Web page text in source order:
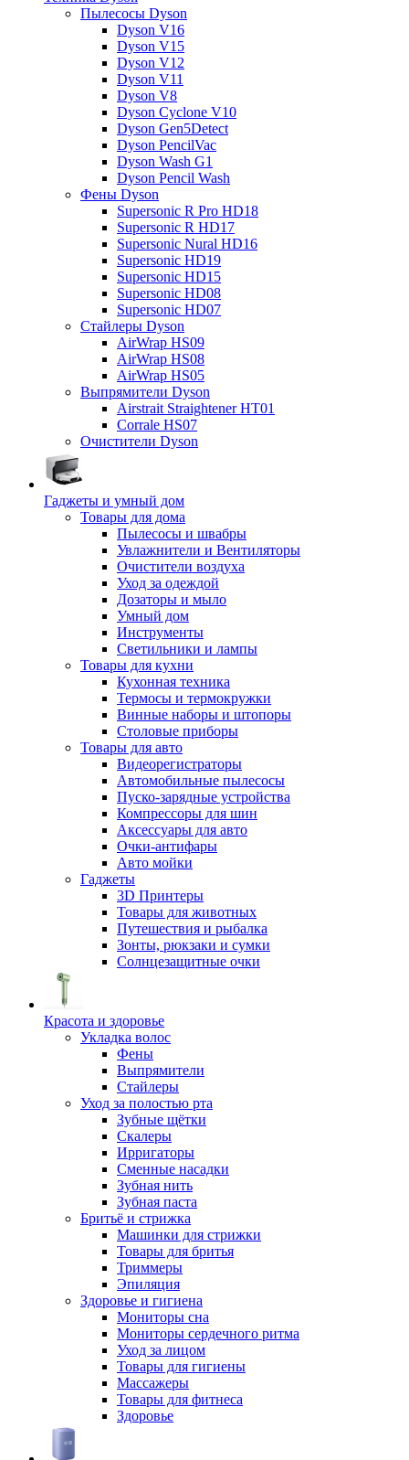
Пылесосы Dyson
Dyson V16
Dyson V15
Dyson V12
Dyson V11
Dyson V8
Dyson Cyclone V10
Dyson Gen5Detect
Dyson PencilVac
Dyson Wash G1
Dyson Pencil Wash
Фены Dyson
Supersonic R Pro HD18
Supersonic R HD17
Supersonic Nural HD16
Supersonic HD19
Supersonic HD15
Supersonic HD08
Supersonic HD07
Стайлеры Dyson
AirWrap HS09
AirWrap HS08
AirWrap HS05
Выпрямители Dyson
Airstrait Straightener HT01
Corrale HS07
Очистители Dyson
Гаджеты и умный дом
Товары для дома
Пылесосы и швабры
Увлажнители и Вентиляторы
Очистители воздуха
Уход за одеждой
Дозаторы и мыло
Умный дом
Инструменты
Светильники и лампы
Товары для кухни
Кухонная техника
Термосы и термокружки
Винные наборы и штопоры
Столовые приборы
Товары для авто
Видеорегистраторы
Автомобильные пылесосы
Пуско-зарядные устройства
Компрессоры для шин
Аксессуары для авто
Очки-антифары
Авто мойки
Гаджеты
3D Принтеры
Товары для животных
Путешествия и рыбалка
Зонты, рюкзаки и сумки
Солнцезащитные очки
Красота и здоровье
Укладка волос
Фены
Выпрямители
Стайлеры
Уход за полостью рта
Зубные щётки
Скалеры
Ирригаторы
Сменные насадки
Зубная нить
Зубная паста
Бритьё и стрижка
Машинки для стрижки
Товары для бритья
Триммеры
Эпиляция
Здоровье и гигиена
Мониторы сна
Мониторы сердечного ритма
Уход за лицом
Товары для гигиены
Массажеры
Товары для фитнеса
Здоровье